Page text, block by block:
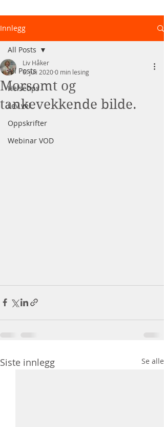
Helsediett
Innlegg
All Posts
Helsetips
Lev vel
Oppskrifter
Webinar VOD
All Posts
Morsomt og
tankevekkende bilde.
Liv Håker
6. juli 20200 min lesing
Siste innlegg Se alle